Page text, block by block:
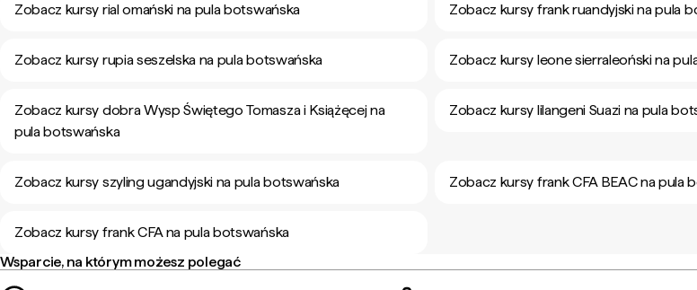
Zobacz kursy rial omański na pula botswańska Zobacz kursy frank ruandyjski na pula
Zobacz kursy rupia seszelska na pula botswańska Zobacz kursy leone sierraleoński na
Zobacz kursy dobra Wysp Świętego Tomasza i Książęcej na
pula botswańska
Zobacz kursy lilangeni Suazi na pula
Zobacz kursy szyling ugandyjski na pula botswańska Zobacz kursy frank CFA BEAC na pula
Zobacz kursy frank CFA na pula botswańska
Wsparcie, na którym możesz polegać